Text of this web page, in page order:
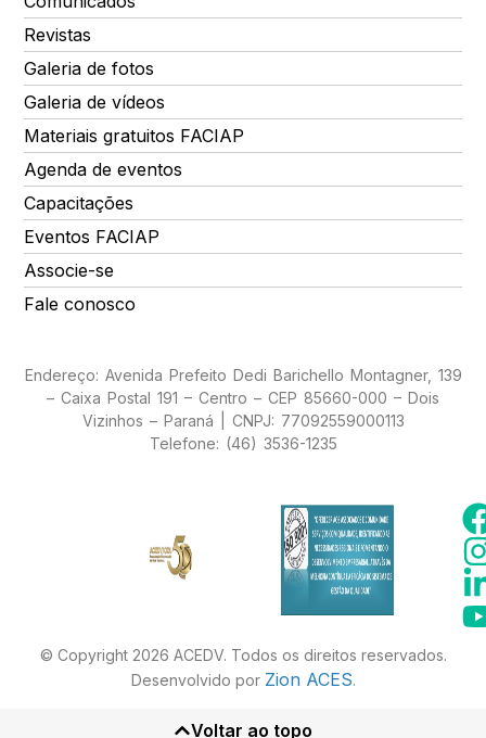
Revistas
Galeria de fotos
Galeria de vídeos
Materiais gratuitos FACIAP
Agenda de eventos
Capacitações
Eventos FACIAP
Associe-se
Fale conosco
Endereço: Avenida Prefeito Dedi Barichello Montagner, 139
– Caixa Postal 191 – Centro – CEP 85660-000 – Dois
Vizinhos – Paraná | CNPJ: 77092559000113
Telefone: (46) 3536-1235
© Copyright 2026 ACEDV. Todos os direitos reservados.
Desenvolvido por Zion ACES.
Voltar ao topo